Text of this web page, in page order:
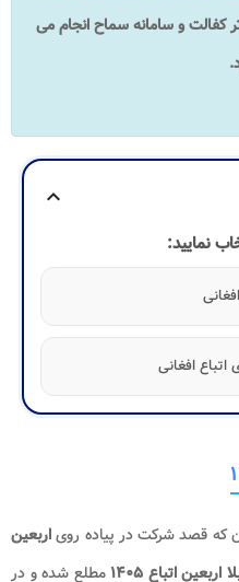
کفالت و سامانه سماح انجام می
expand_more
نمایید:
افغانی
که قصد شرکت در پیاده رویاربعین
اتباع ۱۴۰۵
مطلع شده و در